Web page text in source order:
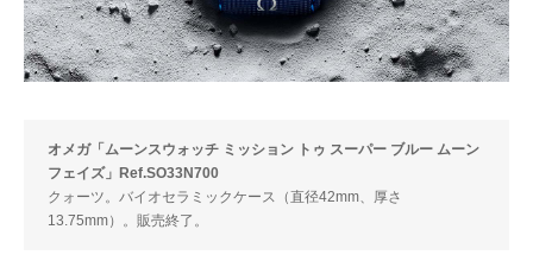
オメガ「ムーンスウォッチ ミッション トゥ スーパー ブルー ムーン
フェイズ」Ref.SO33N700
クォーツ。バイオセラミックケース（直径42mm、厚さ
13.75mm）。販売終了。